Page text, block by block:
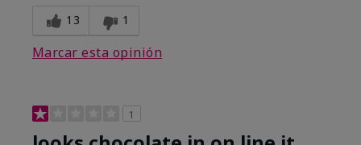
13 1
Marcar esta opinión
1